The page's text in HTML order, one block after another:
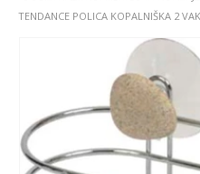
TENDANCE POLICA KOPALNIŠKA 2